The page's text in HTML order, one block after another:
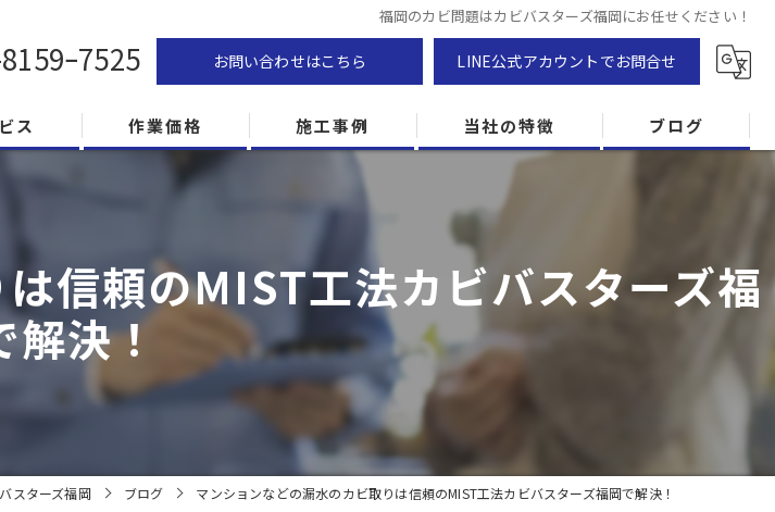
福岡のカビ問題はカビバスターズ福岡にお任せください！
ｰ7525 お問い合わせはこちら LINE公式アカウントでお問合せ
ス 作業価格 施工事例 当社の特徴
防カビ
カビ専門
ZEH住宅
カビ検査
ブログ
信頼のMIST工法カビバスターズ福
解決！
スターズ福岡 ブログ マンションなどの漏水のカビ取りは信頼のMIST工法カビバスターズ福岡で解決！